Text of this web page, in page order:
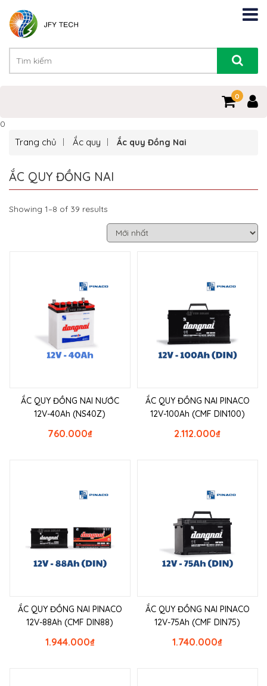
0
0
Trang chủ Ắc quy Ắc quy Đồng Nai
ẮC QUY ĐỒNG NAI
Showing 1–8 of 39 results
ẮC QUY ĐỒNG NAI NƯỚC
12V-40Ah (NS40Z)
₫
760.000
ẮC QUY ĐỒNG NAI PINACO
12V-100Ah (CMF DIN100)
₫
2.112.000
ẮC QUY ĐỒNG NAI PINACO
12V-88Ah (CMF DIN88)
₫
1.944.000
ẮC QUY ĐỒNG NAI PINACO
12V-75Ah (CMF DIN75)
₫
1.740.000